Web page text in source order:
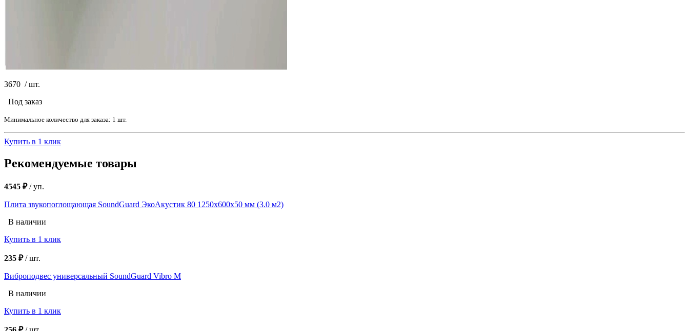
3670 /шт.
Под заказ
Минимальное количество для заказа: 1 шт.
Купить в 1 клик
Рекомендуемые товары
4545 ₽/уп.
Плита звукопоглощающая SoundGuard ЭкоАкустик 80 1250х600х50 мм (3.0 м2)
В наличии
Купить в 1 клик
235 ₽/шт.
Виброподвес универсальный SoundGuard Vibro M
В наличии
Купить в 1 клик